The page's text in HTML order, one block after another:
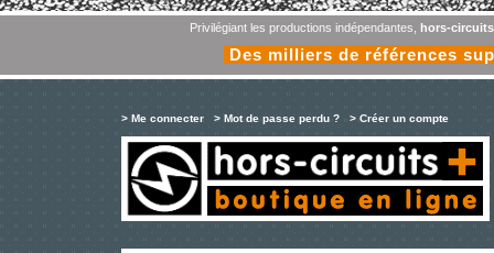
Privilégiant les productions indépendantes, hors-
Des milliers de références
> Me connecter > Mot de passe perdu ? > Créer un compte